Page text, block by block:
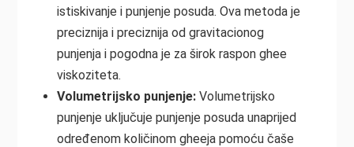
istiskivanje i punjenje posuda. Ova metoda je
preciznija i preciznija od gravitacionog
punjenja i pogodna je za širok raspon ghee
viskoziteta.
Volumetrijsko punjenje:Volumetrijsko
punjenje uključuje punjenje posuda unaprijed
određenom količinom gheeja pomoću čaše